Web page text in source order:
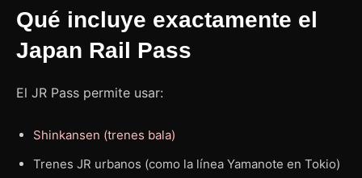
Qué incluye exactamente el
Japan Rail Pass
El JR Pass permite usar:
Shinkansen (trenes bala)
Trenes JR urbanos (como la línea Yamanote en Tokio)